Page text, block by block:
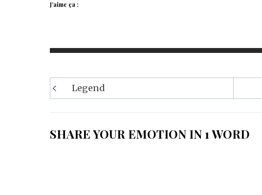
J’aime ça :
Navigation
de
Legend
SHARE YOUR EMOTION IN 1 WORD